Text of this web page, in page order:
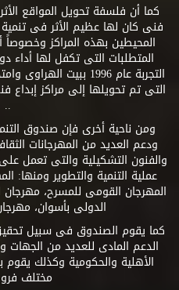
كما أن فلسفة تحويل المواقع
فنى كان لها عظيم الأثر فى
المحيطين بهذه المراكز وخصوصاً
المتطلبات التى تكفل لها أداء
التجربة عام 1996
.
ومن ناحية أخرى فإن صندوق
ودعم العديد من المهرجانات
والفنون التشكيلية والتى تعمل
عملية التنمية والتطوير ومنها:
المهرجان القومى للمسرح، مهرجان
الدولى بأسوان،
كما يقوم الصندوق فى سبيل تحقيق
الدعم المادى للعديد من الجهات
الأهلية والحكومية وكذلك يقوم
مختلف